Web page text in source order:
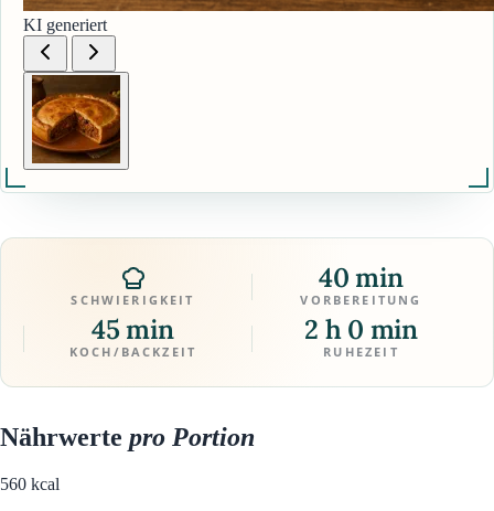
KI generiert
SCHWIERIGKEIT
40 min
VORBEREITUNG
45 min
KOCH/BACKZEIT
2 h 0 min
RUHEZEIT
Nährwerte pro Portion
560 kcal